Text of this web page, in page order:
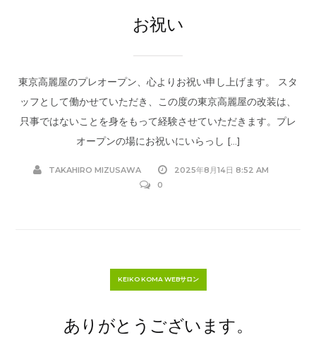
お祝い
東京高麗屋のプレオープン、心よりお祝い申し上げます。 スタ
ッフとして働かせていただき、この度の東京高麗屋の改装は、
只事ではないことを身をもって経験させていただきます。プレ
オープンの場にお祝いにいらっし […]
TAKAHIRO MIZUSAWA
2025年8月14日 8:52 AM
0
KEIKO KOMA WEBサロン
ありがとうございます。